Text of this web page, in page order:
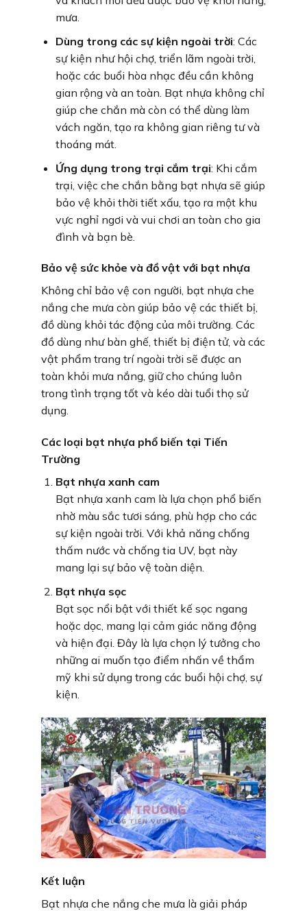
mưa.
Dùng trong các sự kiện ngoài trời: Các
sự kiện như hội chợ, triển lãm ngoài trời,
hoặc các buổi hòa nhạc đều cần không
gian rộng và an toàn. Bạt nhựa không chỉ
giúp che chắn mà còn có thể dùng làm
vách ngăn, tạo ra không gian riêng tư và
thoáng mát.
Ứng dụng trong trại cắm trại: Khi cắm
trại, việc che chắn bằng bạt nhựa sẽ giúp
bảo vệ khỏi thời tiết xấu, tạo ra một khu
vực nghỉ ngơi và vui chơi an toàn cho gia
đình và bạn bè.
Bảo vệ sức khỏe và đồ vật với bạt nhựa
Không chỉ bảo vệ con người, bạt nhựa che
nắng che mưa còn giúp bảo vệ các thiết bị,
đồ dùng khỏi tác động của môi trường. Các
đồ dùng như bàn ghế, thiết bị điện tử, và các
vật phẩm trang trí ngoài trời sẽ được an
toàn khỏi mưa nắng, giữ cho chúng luôn
trong tình trạng tốt và kéo dài tuổi thọ sử
dụng.
Các loại bạt nhựa phổ biến tại Tiến
Trường
Bạt nhựa xanh cam
Bạt nhựa xanh cam là lựa chọn phổ biến
nhờ màu sắc tươi sáng, phù hợp cho các
sự kiện ngoài trời. Với khả năng chống
thấm nước và chống tia UV, bạt này
mang lại sự bảo vệ toàn diện.
Bạt nhựa sọc
Bạt sọc nổi bật với thiết kế sọc ngang
hoặc dọc, mang lại cảm giác năng động
và hiện đại. Đây là lựa chọn lý tưởng cho
những ai muốn tạo điểm nhấn về thẩm
mỹ khi sử dụng trong các buổi hội chợ, sự
kiện.
Kết luận
Bạt nhựa che nắng che mưa là giải pháp